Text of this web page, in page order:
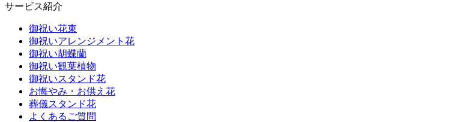
サービス紹介
御祝い花束
御祝いアレンジメント花
御祝い胡蝶蘭
御祝い観葉植物
御祝いスタンド花
お悔やみ・お供え花
葬儀スタンド花
よくあるご質問